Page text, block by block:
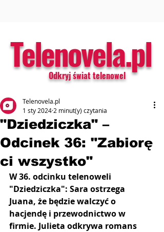
Telenovela.pl
Odkryj świat telenowel
"Dziedziczka" –
Odcinek 36: "Zabiorę
ci wszystko"
Telenovela.pl
1 sty 2024 2 minut(y) czytania
W 36. odcinku telenoweli
"Dziedziczka": Sara ostrzega
Juana, że będzie walczyć o
hacjendę i przewodnictwo w
firmie. Julieta odkrywa romans